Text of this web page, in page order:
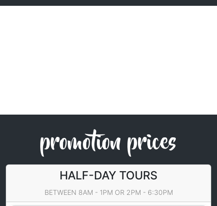
promotion prices
HALF-DAY TOURS
BETWEEN 8AM - 1PM OR 2PM - 6:30PM